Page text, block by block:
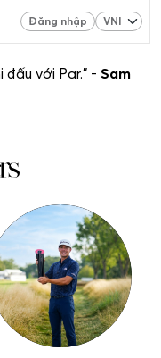
Đăng nhập
với Par.” - Sam